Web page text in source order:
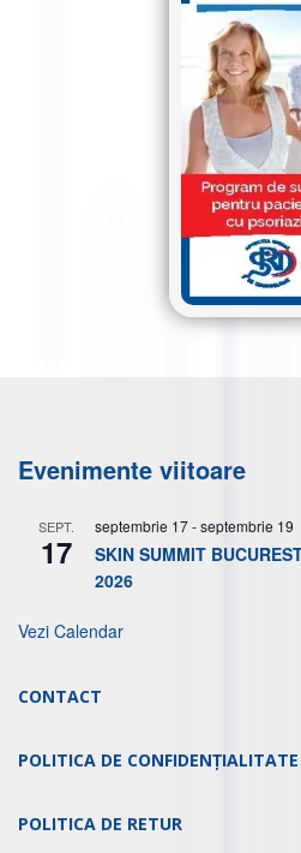
Evenimente viitoare
SEPT.
17
septembrie 17-septembrie 19
SKIN SUMMIT
2026
Vezi Calendar
CONTACT
POLITICA DE CONFIDENȚIALITATE
POLITICA DE RETUR